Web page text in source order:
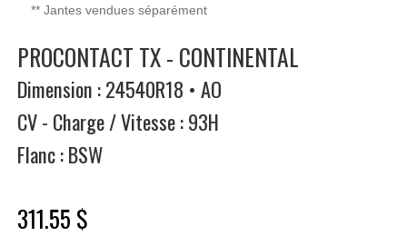
** Jantes vendues séparément
PROCONTACT TX - CONTINENTAL
Dimension : 24540R18 • AO
CV - Charge / Vitesse : 93H
Flanc : BSW
311.55 $